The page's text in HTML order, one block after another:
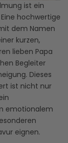
ist ein
hochwertige
dem Namen
kurzen,
lieben Papa
Begleiter
Dieses
ist nicht nur
emotionalem
eignen.